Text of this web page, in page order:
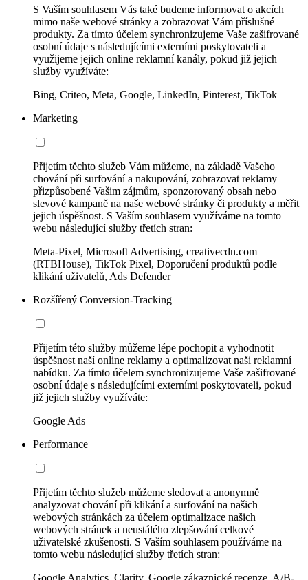
S Vaším souhlasem Vás také budeme informovat o akcích
mimo naše webové stránky a zobrazovat Vám příslušné
produkty. Za tímto účelem synchronizujeme Vaše zašifrované
osobní údaje s následujícími externími poskytovateli a
využijeme jejich online reklamní kanály, pokud již jejich
služby využíváte:
Bing, Criteo, Meta, Google, LinkedIn, Pinterest, TikTok
Marketing
Přijetím těchto služeb Vám můžeme, na základě Vašeho
chování při surfování a nakupování, zobrazovat reklamy
přizpůsobené Vašim zájmům, sponzorovaný obsah nebo
slevové kampaně na naše webové stránky či produkty a měřit
jejich úspěšnost. S Vaším souhlasem využíváme na tomto
webu následující služby třetích stran:
Meta-Pixel, Microsoft Advertising, creativecdn.com
(RTBHouse), TikTok Pixel, Doporučení produktů podle
klikání uživatelů, Ads Defender
Rozšířený Conversion-Tracking
Přijetím této služby můžeme lépe pochopit a vyhodnotit
úspěšnost naší online reklamy a optimalizovat naši reklamní
nabídku. Za tímto účelem synchronizujeme Vaše zašifrované
osobní údaje s následujícími externími poskytovateli, pokud
již jejich služby využíváte:
Google Ads
Performance
Přijetím těchto služeb můžeme sledovat a anonymně
analyzovat chování při klikání a surfování na našich
webových stránkách za účelem optimalizace našich
webových stránek a neustálého zlepšování celkové
uživatelské zkušenosti. S Vaším souhlasem používáme na
tomto webu následující služby třetích stran:
Google Analytics, Clarity, Google zákaznické recenze, A/B-